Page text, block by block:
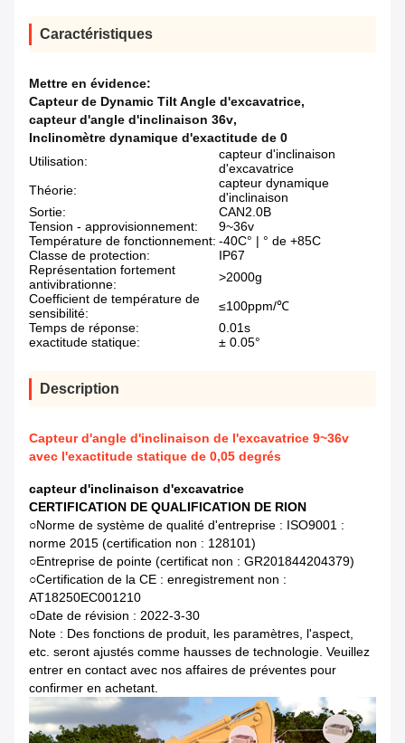
Caractéristiques
Mettre en évidence:
Capteur de Dynamic Tilt Angle d'excavatrice,
capteur d'angle d'inclinaison 36v,
Inclinomètre dynamique d'exactitude de 0
Utilisation:
capteur d'inclinaison
d'excavatrice
Théorie:
capteur dynamique
d'inclinaison
Sortie:
CAN2.0B
Tension - approvisionnement:
9~36v
Température de fonctionnement: -40C° | ° de +85C
Classe de protection:
IP67
Représentation fortement
antivibrationne:
>2000g
Coefficient de température de
sensibilité:
≤100ppm/℃
Temps de réponse:
0.01s
exactitude statique:
± 0.05°
Description
Capteur d'angle d'inclinaison de l'excavatrice 9~36v
avec l'exactitude statique de 0,05 degrés
capteur d'inclinaison d'excavatrice
CERTIFICATION DE QUALIFICATION DE RION
○Norme de système de qualité d'entreprise : ISO9001 :
norme 2015 (certification non : 128101)
○Entreprise de pointe (certificat non : GR201844204379)
○Certification de la CE : enregistrement non :
AT18250EC001210
○Date de révision : 2022-3-30
Note : Des fonctions de produit, les paramètres, l'aspect,
etc. seront ajustés comme hausses de technologie. Veuillez
entrer en contact avec nos affaires de préventes pour
confirmer en achetant.